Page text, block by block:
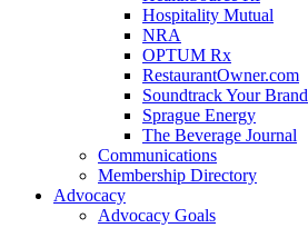
Hospitality Mutual
NRA
OPTUM Rx
RestaurantOwner.com
Soundtrack Your Brand
Sprague Energy
The Beverage Journal
Communications
Membership Directory
Advocacy
Advocacy Goals